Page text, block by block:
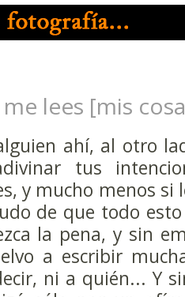
lees [mis
ahí, al otro
tus
y mucho menos si
de que todo
la pena, y sin
a escribir
ni a quién... Y